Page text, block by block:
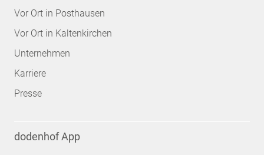
Vor Ort in Posthausen
Vor Ort in Kaltenkirchen
Unternehmen
Karriere
Presse
dodenhof App